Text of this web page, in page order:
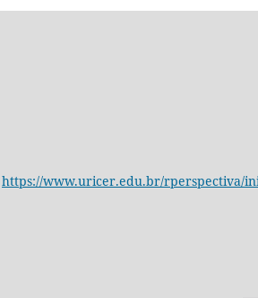
https://www.uricer.edu.br/rperspectiva/